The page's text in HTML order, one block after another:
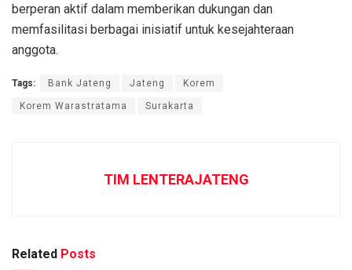
berperan aktif dalam memberikan dukungan dan
memfasilitasi berbagai inisiatif untuk kesejahteraan
anggota.
Tags: Bank Jateng Jateng Korem
Korem Warastratama Surakarta
TIM LENTERAJATENG
Related Posts